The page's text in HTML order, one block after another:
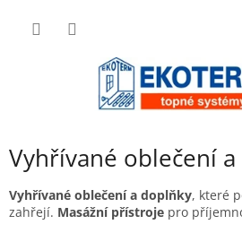
Vyhřívané oblečení
Vyhřívané oblečení a doplňky, které
zahřejí. Masážní přístroje pro